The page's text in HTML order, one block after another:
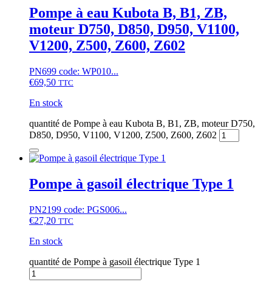
Pompe à eau Kubota B, B1, ZB,
moteur D750, D850, D950, V1100,
V1200, Z500, Z600, Z602
PN699 code: WP010...
€69,50 TTC
En stock
quantité de Pompe à eau Kubota B, B1, ZB, moteur D750,
D850, D950, V1100, V1200, Z500, Z600, Z602
Pompe à gasoil électrique Type 1
PN2199 code: PGS006...
€27,20 TTC
En stock
quantité de Pompe à gasoil électrique Type 1